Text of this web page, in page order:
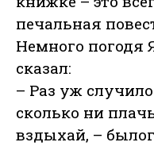
печальная
Немного погодя
сказал:
– Раз уж
сколько ни
вздыхай, –